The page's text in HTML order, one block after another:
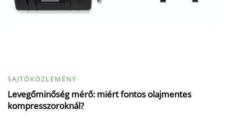
SAJTÓKÖZLEMÉNY
Levegőminőség mérő: miért fontos olajmentes
kompresszoroknál?